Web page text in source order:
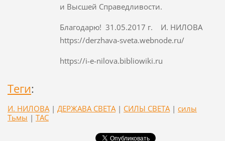
и Высшей Справедливости.
Благодарю! 31.05.2017 г. И. НИЛОВА
https://derzhava-sveta.webnode.ru/
https://i-e-nilova.bibliowiki.ru
Теги:
И. НИЛОВА | ДЕРЖАВА СВЕТА | СИЛЫ СВЕТА | силы
Тьмы | ТАС